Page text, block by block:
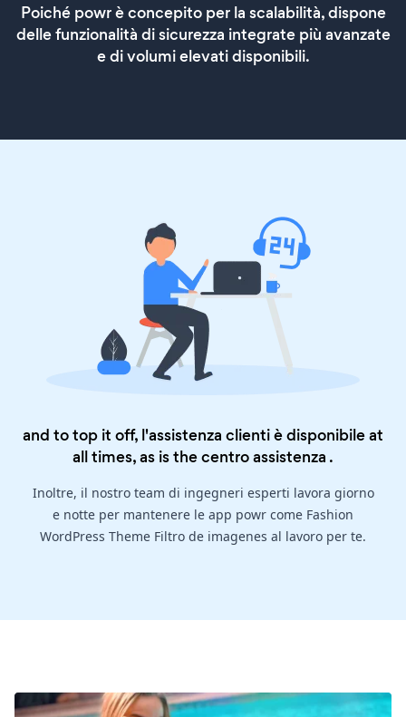
Poiché powr è concepito per la scalabilità, dispone
delle funzionalità di sicurezza integrate più avanzate
e di volumi elevati disponibili.
and to top it off, l'assistenza clienti è disponibile at
all times, as is thecentro assistenza .
Inoltre, il nostro team di ingegneri esperti lavora giorno
e notte per mantenere le app powr come Fashion
WordPress Theme Filtro de imagenes al lavoro per te.